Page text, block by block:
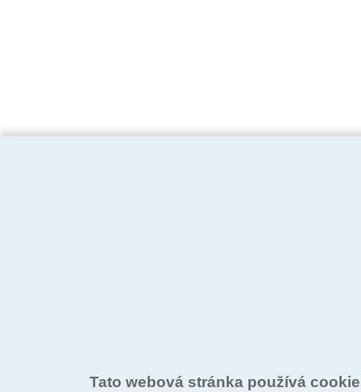
Tato webová stránka používá